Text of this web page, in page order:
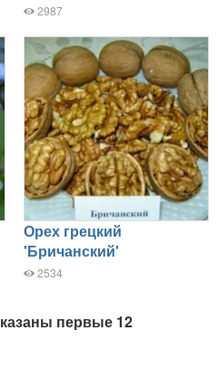
2987
Орех грецкий
'Бричанский'
2534
первые 12